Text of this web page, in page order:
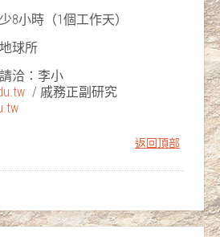
8小時（1個工作天）
球所
洽：李小
/ 戚務正副研究
返回頂部